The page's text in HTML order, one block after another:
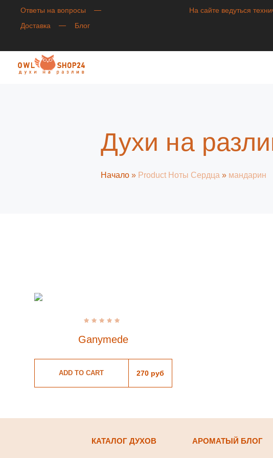
Ответы на вопросы
Доставка
Блог
На сайте ведуться
Духи на
Начало » Product Ноты Сердца » мандарин
out
of
Ganymede
270руб
ADD TO CART
КАТАЛОГ ДУХОВ АРОМАТЫЙ БЛОГ